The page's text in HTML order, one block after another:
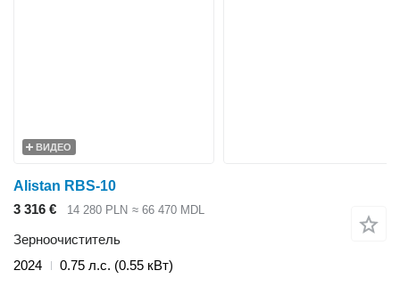
ВИДЕО
Alistan RBS-10
3 316 €
14 280 PLN ≈ 66 470 MDL
Зерноочиститель
2024
0.75 л.с. (0.55 кВт)